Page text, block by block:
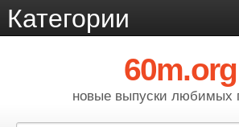
Категории
60m.org
новые выпуски любимых